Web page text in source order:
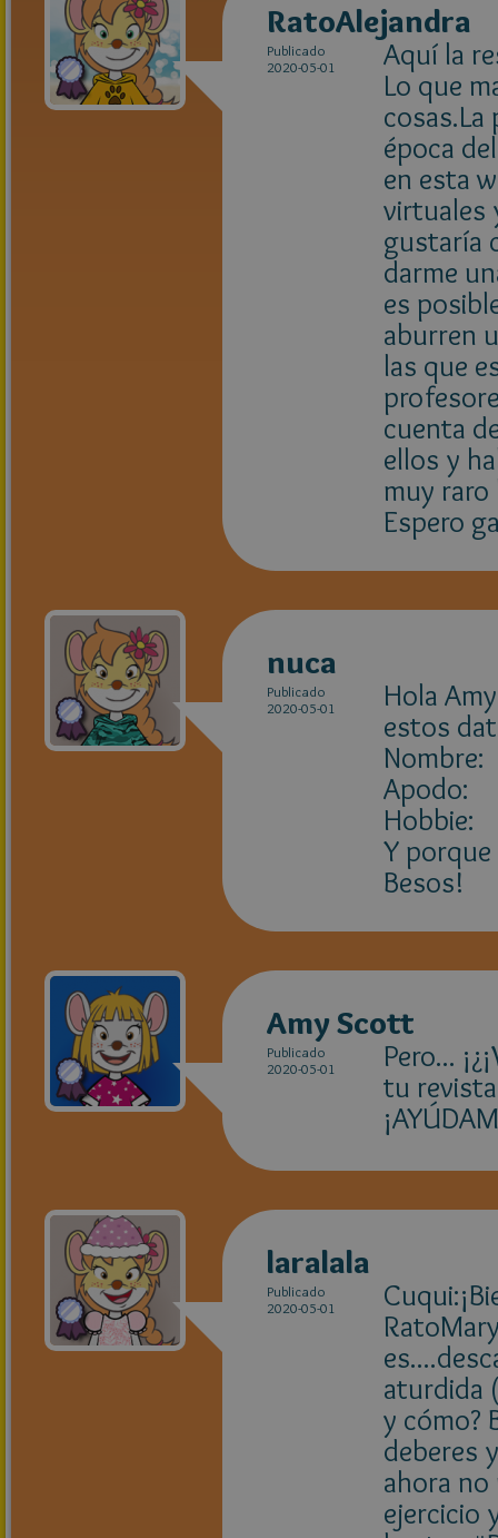
RatoAlejandra
Publicado
2020-05-01
Aquí la
Lo que
época
en esta
virtuales
gustaría
darme
es
aburren
las que
cuenta
ellos y
muy raro
Espero
nuca
Publicado
2020-05-01
Hola
estos
Nombre:
Apodo:
Hobbie:
Y
Besos!
Amy Scott
Publicado
2020-05-01
Pero...
tu
laralala
Publicado
2020-05-01
aturdida
y cómo?
deberes
ahora no
ejercicio